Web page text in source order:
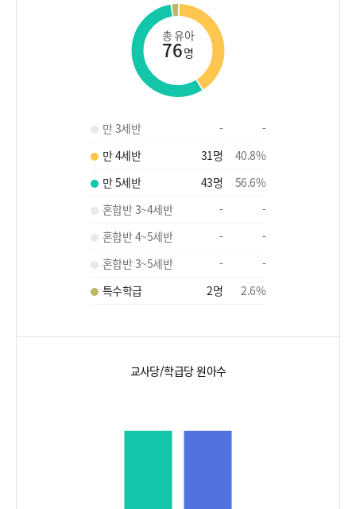
총 유아
76명
만 3세반 -
-
만 4세반
31명 40.8%
만 5세반
43명 56.6%
혼합반 3~4세반
-
-
혼합반 4~5세반
-
-
혼합반 3~5세반
-
-
특수학급
2명 2.6%
교사당/학급당 원아수